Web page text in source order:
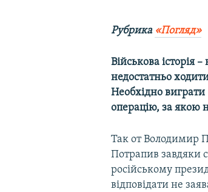
Рубрика «Погляд»
Військова історія
недостатньо
Необхідно
операцію, за якою
Так от Володимир
Потрапив завдяки
російському
відповідати не